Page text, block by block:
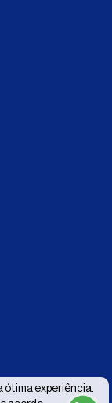
ótima experiência.